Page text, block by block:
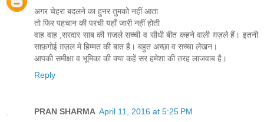
अगर चेहरा बदलने का हुनर तुमको नहीं आता
तो फिर पहचान की परची यहाँ जारी नहीं होती
वाह वाह ,सरदार साब की ग़ज़ले सच्ची व सीधी बीत कहने वाली ग़ज़ले हैं। इतनी
साफ़गोई ग़ज़ल मे हिम्मत की बात है। बहुत अच्छा व सच्चा लेखन।
आपकी समीक्षा व भूमिका की क्या कहें सर हमेशा की तरह लाजवाब है।
Reply
PRAN SHARMA April 11, 2016 at 5:25 PM